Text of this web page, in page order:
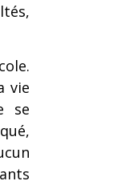
vie
se